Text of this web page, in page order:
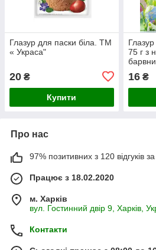
Глазур для паски біла. ТМ
« Украса"
20 ₴
Купити
75 г з
16₴
Про нас
97% позитивних з 120 відгуків за
Працює з 18.02.2020
м. Харків
вул. Гостинний двір 9, Харків,
Контакти